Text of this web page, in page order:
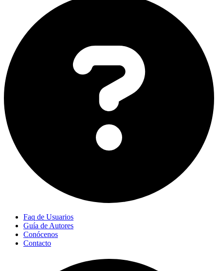
Faq de Usuarios
Guía de Autores
Conócenos
Contacto